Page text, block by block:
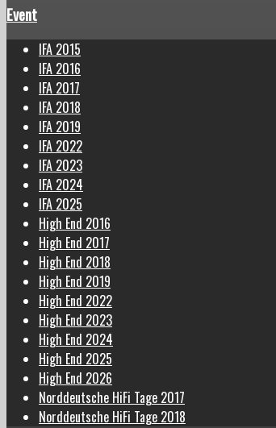
Event
IFA 2015
IFA 2016
IFA 2017
IFA 2018
IFA 2019
IFA 2022
IFA 2023
IFA 2024
IFA 2025
High End 2016
High End 2017
High End 2018
High End 2019
High End 2022
High End 2023
High End 2024
High End 2025
High End 2026
Norddeutsche HiFi Tage 2017
Norddeutsche HiFi Tage 2018